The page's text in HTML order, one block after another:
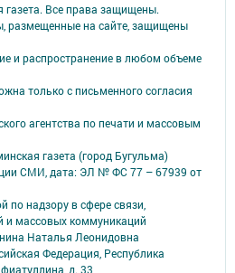
газета. Все права защищены.
на сайте, защищены
и распространение в любом объеме
только с письменного согласия
агентства по печати и массовым
газета (город Бугульма)
СМИ, дата: ЭЛ № ФС 77 – 67939 от
надзору в сфере связи,
и массовых коммуникаций
Наталья Леонидовна
Федерация, Республика
д. 33